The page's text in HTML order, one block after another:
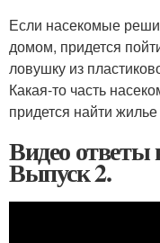
Если насекомые
домом, придется
ловушку из
Какая-то часть
придется найти
Видео ответы
Выпуск 2.